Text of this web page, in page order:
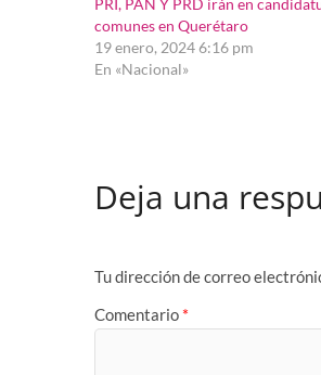
PRI, PAN Y PRD irán en
comunes en Querétaro
19 enero, 2024 6:16 pm
En «Nacional»
Deja una
Tu dirección de correo
Comentario *